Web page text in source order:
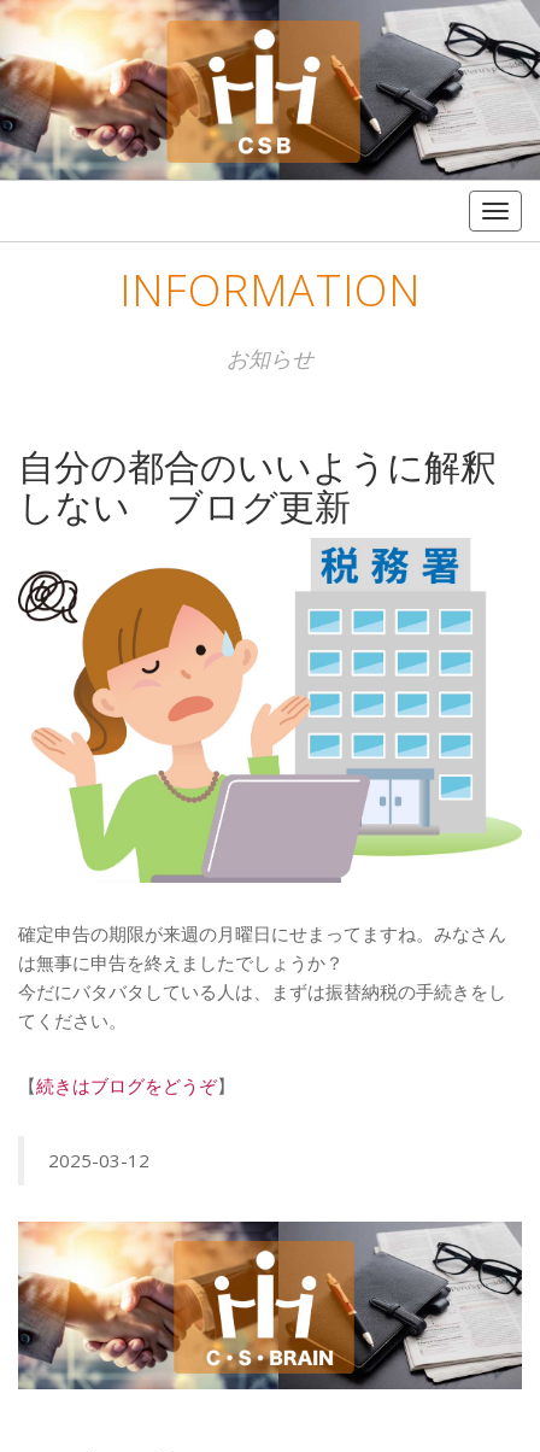
INFORMATION
お知らせ
自分の都合のいいように解釈
しない ブログ更新
確定申告の期限が来週の月曜日にせまってますね。みなさん
は無事に申告を終えましたでしょうか？
今だにバタバタしている人は、まずは振替納税の手続きをし
てください。
【続きはブログをどうぞ】
2025-03-12